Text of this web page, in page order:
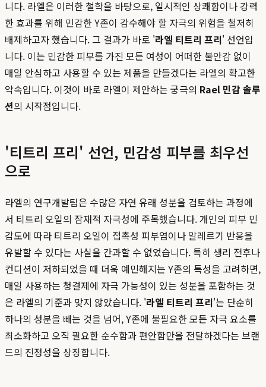
니다. 라엘은 이러한 철학을 바탕으로, 일시적인 상쾌함이나 강력
한 효과를 위해 민감한 Y존이 감수해야 할 자극의 위험을 철저히
배제하고자 했습니다. 그 결과가 바로 '라엘 티트리 프리' 선언입
니다. 이는 민감한 피부를 가진 모든 여성이 어떠한 불안감 없이
매일 안심하고 사용할 수 있는 제품을 만들겠다는 라엘의 확고한
약속입니다. 이것이 바로 라엘이 제안하는 궁극의 Rael 민감 솔루
션의 시작점입니다.
'티트리 프리' 선언, 민감성 피부를 최우선
으로
라엘의 연구개발팀은 수많은 자연 유래 성분을 검토하는 과정에
서 티트리 오일의 잠재적 자극성에 주목했습니다. 개인의 피부 민
감도에 따라 티트리 오일이 접촉성 피부염이나 알레르기 반응을
유발할 수 있다는 사실을 간과할 수 없었습니다. 특히 생리 전후나
컨디션이 저하되었을 때 더욱 예민해지는 Y존의 특성을 고려하면,
매일 사용하는 청결제에 자극 가능성이 있는 성분을 포함하는 것
은 라엘의 기준과 맞지 않았습니다. '라엘 티트리 프리'는 단순히
하나의 성분을 빼는 것을 넘어, Y존에 불필요한 모든 자극 요소를
최소화하고 오직 필요한 순수함과 편안함만을 전달하겠다는 브랜
드의 진정성을 상징합니다.